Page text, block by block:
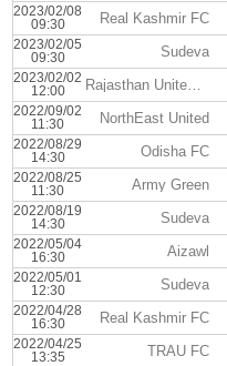
2023/02/08
09:30
Real Kashmir FC
2023/02/05
09:30
Sudeva
2023/02/02
12:00
Rajasthan United FC
2022/09/02
11:30
NorthEast United
2022/08/29
14:30
Odisha FC
2022/08/25
11:30
Army Green
2022/08/19
14:30
Sudeva
2022/05/04
16:30
Aizawl
2022/05/01
12:30
Sudeva
2022/04/28
16:30
Real Kashmir FC
2022/04/25
13:35
TRAU FC